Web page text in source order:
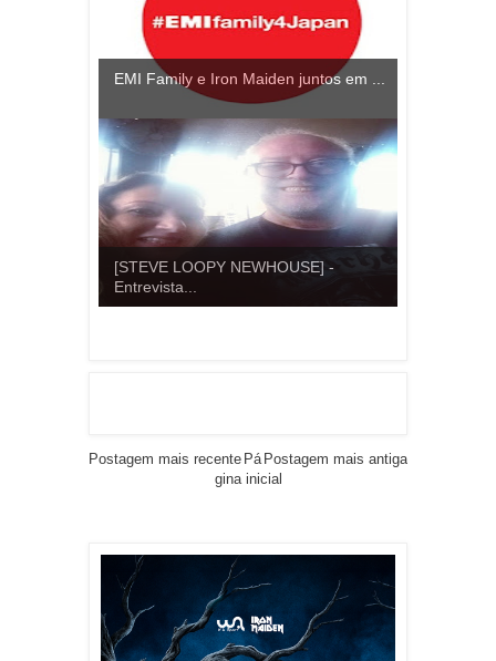
EMI Family e Iron Maiden juntos em ...
[STEVE LOOPY NEWHOUSE] -
Entrevista...
Postagem mais recente Postagem mais antiga
Pá
gina inicial